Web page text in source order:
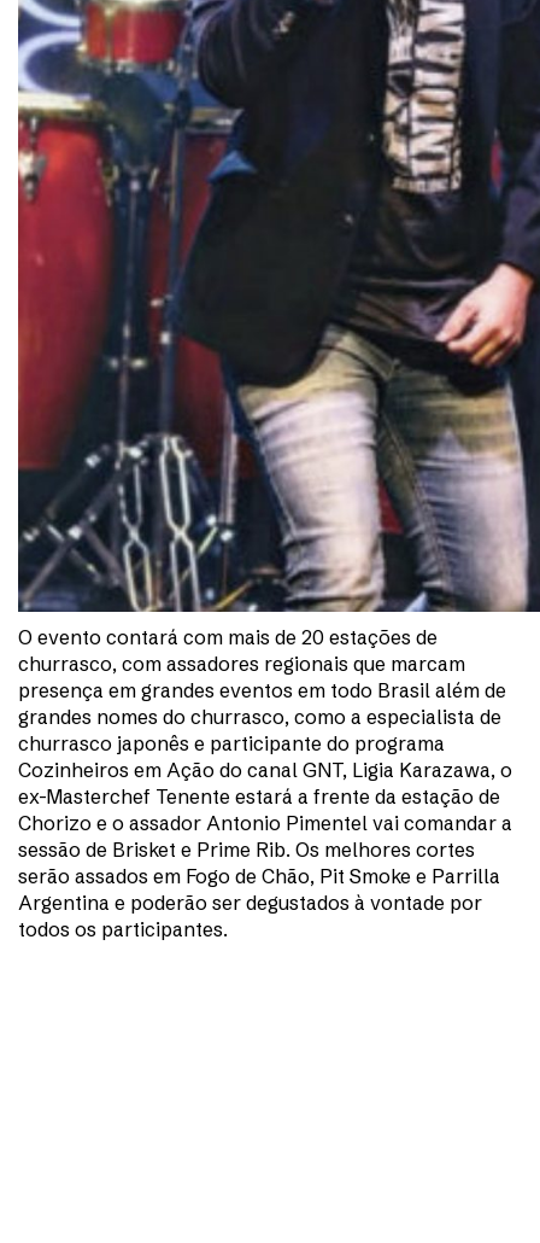
O evento contará com mais de 20 estações de
churrasco, com assadores regionais que marcam
presença em grandes eventos em todo Brasil além de
grandes nomes do churrasco, como a especialista de
churrasco japonês e participante do programa
Cozinheiros em Ação do canal GNT, Ligia Karazawa, o
ex-Masterchef Tenente estará a frente da estação de
Chorizo e o assador Antonio Pimentel vai comandar a
sessão de Brisket e Prime Rib. Os melhores cortes
serão assados em Fogo de Chão, Pit Smoke e Parrilla
Argentina e poderão ser degustados à vontade por
todos os participantes.